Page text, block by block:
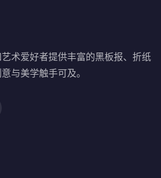
术爱好者提供丰富的黑板报、折纸
与美学触手可及。